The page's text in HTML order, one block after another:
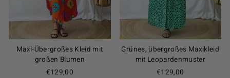
Maxi-Übergroßes Kleid mit
großen Blumen
€129,00
Grünes, übergroßes Maxikleid
mit Leopardenmuster
€129,00